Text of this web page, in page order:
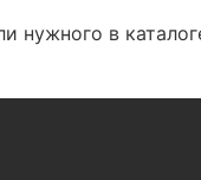
нужного в